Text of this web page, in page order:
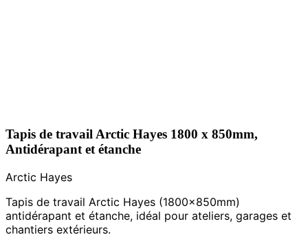
Tapis de travail Arctic Hayes 1800 x 850mm,
Antidérapant et étanche
Arctic Hayes
Tapis de travail Arctic Hayes (1800x850mm)
antidérapant et étanche, idéal pour ateliers, garages et
chantiers extérieurs.